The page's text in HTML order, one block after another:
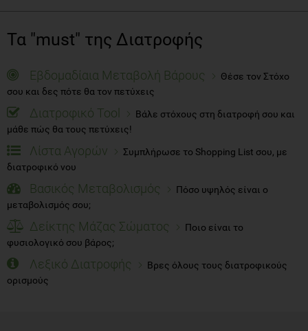
Τα "must" της Διατροφής
Εβδομαδίαια Μεταβολή Βάρους
Θέσε τον Στόχο
σου και δες πότε θα τον πετύχεις
Διατροφικό Tool
Βάλε στόχους στη διατροφή σου και
μάθε πώς θα τους πετύχεις!
Λίστα Αγορών
Συμπλήρωσε το Shopping List σου, με
διατροφικό νου
Βασικός Μεταβολισμός
Πόσο υψηλός είναι ο
μεταβολισμός σου;
Δείκτης Μάζας Σώματος
Ποιο είναι το
φυσιολογικό σου βάρος;
Λεξικό Διατροφής
Βρες όλους τους διατροφικούς
ορισμούς